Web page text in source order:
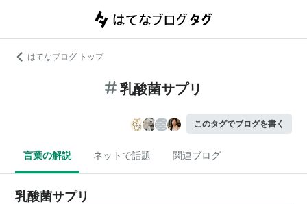
はてなブログ トップ
乳酸菌サプリ
このタグでブログを書く
言葉の解説 ネットで話題 関連ブログ
乳酸菌サプリ